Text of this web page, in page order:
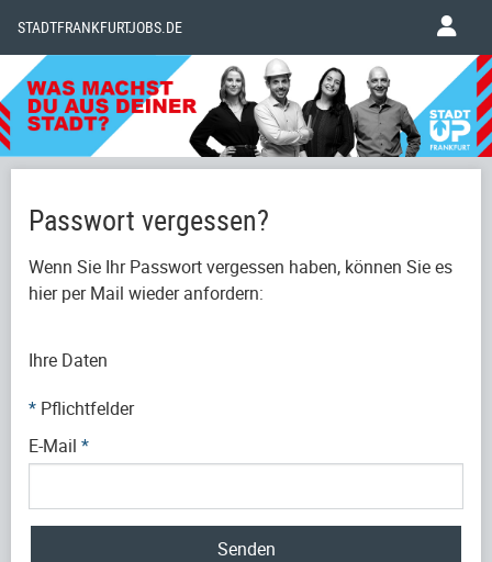
STADTFRANKFURTJOBS.DE
Passwort vergessen?
Wenn Sie Ihr Passwort vergessen haben, können Sie es
hier per Mail wieder anfordern:
Ihre Daten
* Pflichtfelder
E-Mail *
Senden